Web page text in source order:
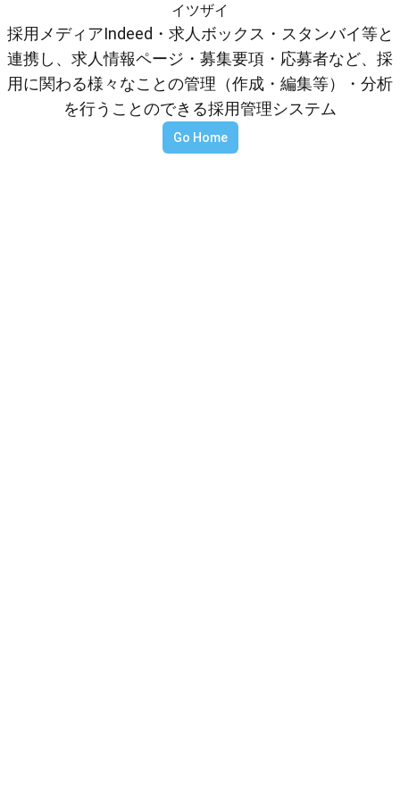
イツザイ
採用メディアIndeed・求人ボックス・スタンバイ等と
連携し、求人情報ページ・募集要項・応募者など、採
用に関わる様々なことの管理（作成・編集等）・分析
を行うことのできる採用管理システム
Go Home